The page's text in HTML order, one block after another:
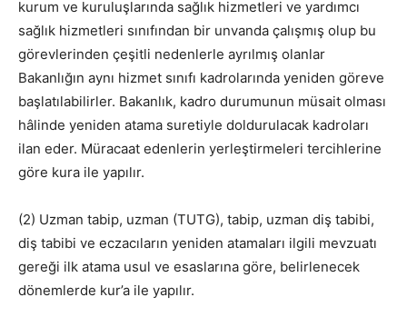
kurum ve kuruluşlarında sağlık hizmetleri ve yardımcı
sağlık hizmetleri sınıfından bir unvanda çalışmış olup bu
görevlerinden çeşitli nedenlerle ayrılmış olanlar
Bakanlığın aynı hizmet sınıfı kadrolarında yeniden göreve
başlatılabilirler. Bakanlık, kadro durumunun müsait olması
hâlinde yeniden atama suretiyle doldurulacak kadroları
ilan eder. Müracaat edenlerin yerleştirmeleri tercihlerine
göre kura ile yapılır.
(2) Uzman tabip, uzman (TUTG), tabip, uzman diş tabibi,
diş tabibi ve eczacıların yeniden atamaları ilgili mevzuatı
gereği ilk atama usul ve esaslarına göre, belirlenecek
dönemlerde kur’a ile yapılır.